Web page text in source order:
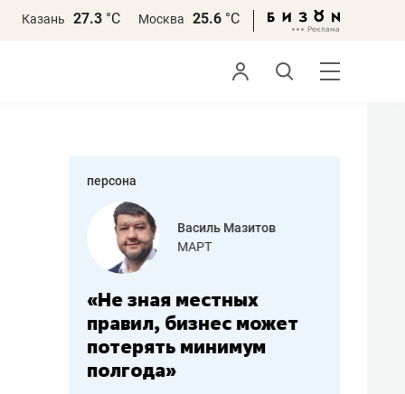
Казань 27.3 °С Москва 25.6 °С
персона
Василь Мазитов
МАРТ
«Не зная местных
правил, бизнес может
потерять минимум
полгода»